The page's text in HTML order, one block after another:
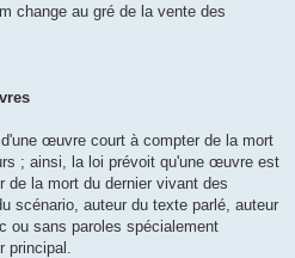
change au gré de la vente des
œuvre court à compter de la mort
; ainsi, la loi prévoit qu'une œuvre est
de la mort du dernier vivant des
scénario, auteur du texte parlé, auteur
ou sans paroles spécialement